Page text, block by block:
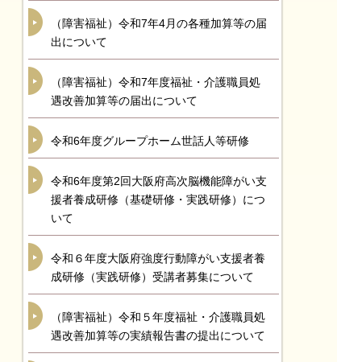
（障害福祉）令和7年4月の各種加算等の届
出について
（障害福祉）令和7年度福祉・介護職員処
遇改善加算等の届出について
令和6年度グループホーム世話人等研修
令和6年度第2回大阪府高次脳機能障がい支
援者養成研修（基礎研修・実践研修）につ
いて
令和６年度大阪府強度行動障がい支援者養
成研修（実践研修）受講者募集について
（障害福祉）令和５年度福祉・介護職員処
遇改善加算等の実績報告書の提出について